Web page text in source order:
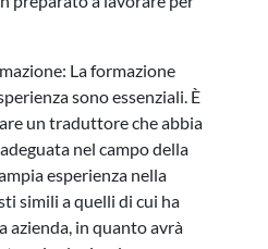
La formazione
sono essenziali. È
un traduttore che abbia
nel campo della
esperienza nella
simili a quelli di cui ha
azienda, in quanto avrà